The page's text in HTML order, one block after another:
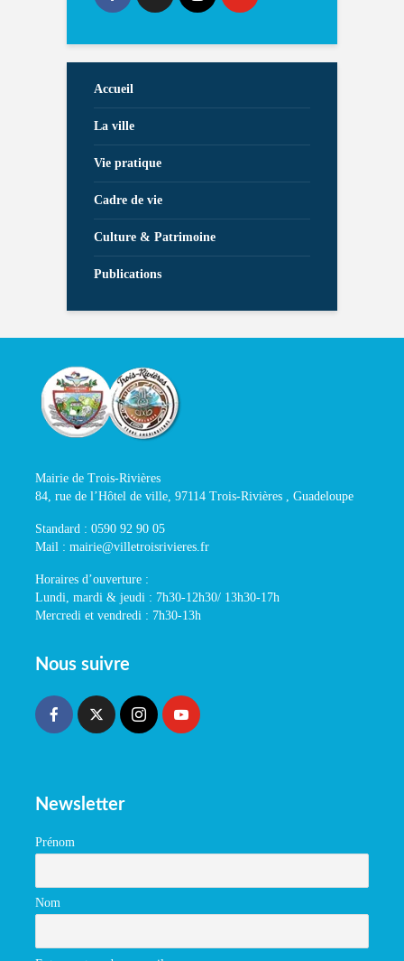
Accueil
La ville
Vie pratique
Cadre de vie
Culture & Patrimoine
Publications
Mairie de Trois-Rivières
84, rue de l’Hôtel de ville, 97114 Trois-Rivières , Guadeloupe
Standard : 0590 92 90 05
Mail : mairie@villetroisrivieres.fr
Horaires d’ouverture :
Lundi, mardi & jeudi : 7h30-12h30/ 13h30-17h
Mercredi et vendredi : 7h30-13h
Nous suivre
Newsletter
Prénom
Nom